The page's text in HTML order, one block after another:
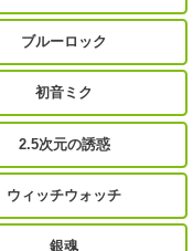
ブルーロック
初音ミク
2.5次元の誘惑
ウィッチウォッチ
銀魂